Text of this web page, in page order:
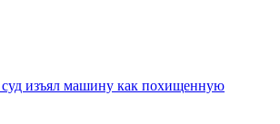
суд изъял машину как похищенную